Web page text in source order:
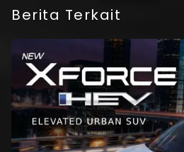
Berita Terkait